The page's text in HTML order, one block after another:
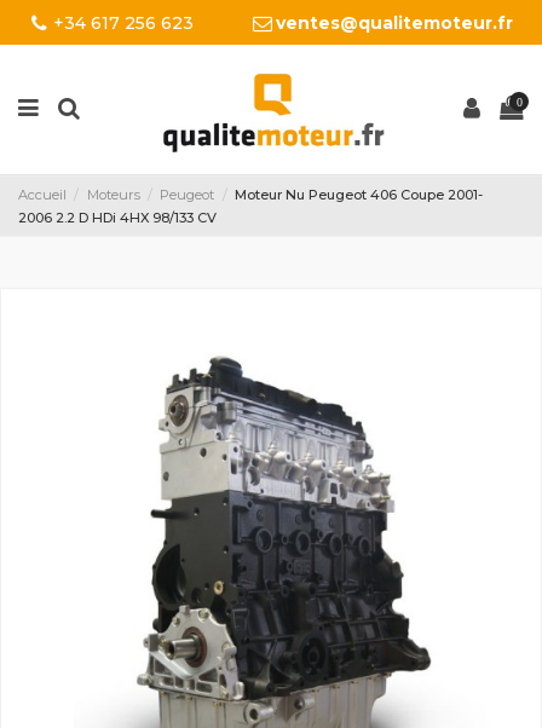
+34 617 256 623 ventes@qualitemoteur.fr
0
Accueil Moteurs Peugeot
Moteur Nu Peugeot 406 Coupe 2001-
2006 2.2 D HDi 4HX 98/133 CV